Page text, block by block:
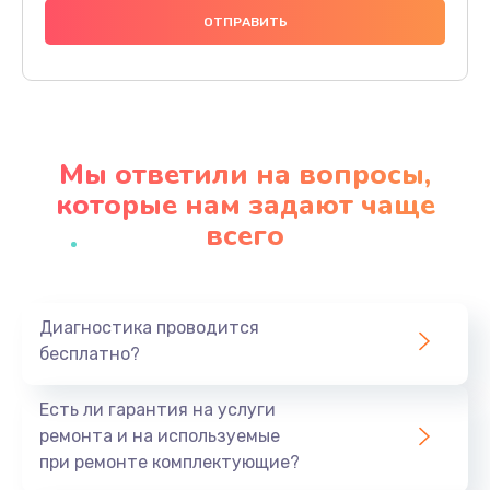
1000 руб.
Заказать
Профилактическая чистка
Заказать
Мы ответили на вопросы,
которые нам задают чаще
всего
Диагностика проводится
бесплатно?
Есть ли гарантия на услуги
ремонта и на используемые
при ремонте комплектующие?